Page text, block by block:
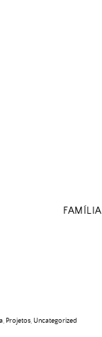
FAMÍLIA
, Projetos, Uncategorized